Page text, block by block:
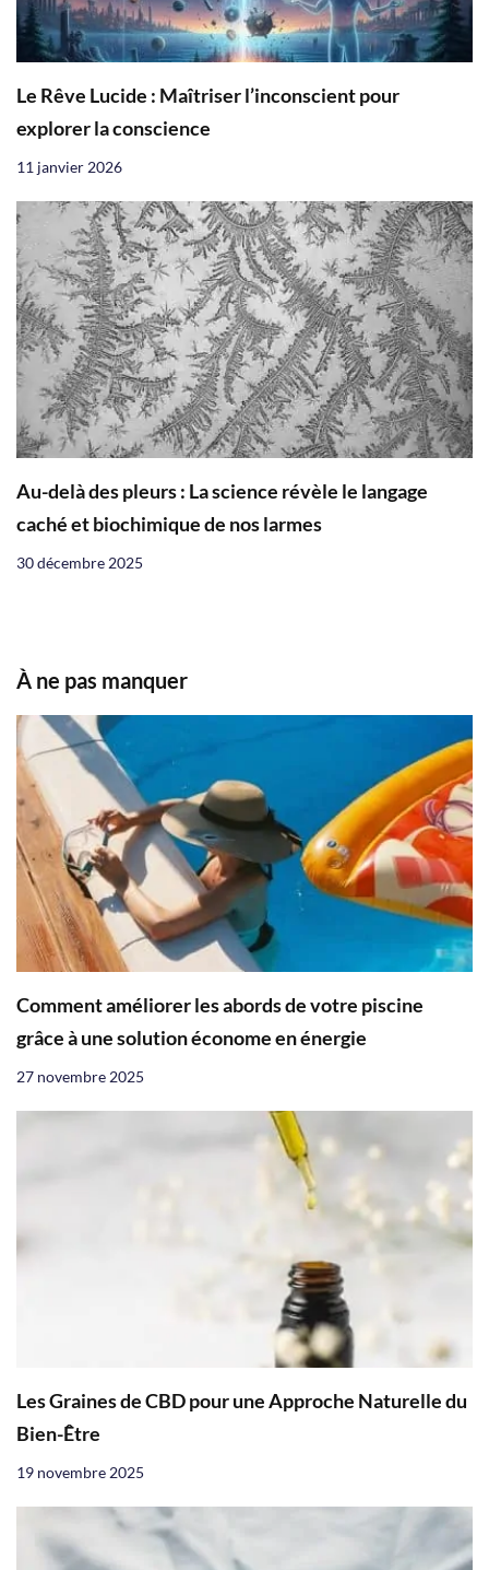
Le Rêve Lucide : Maîtriser l’inconscient pour
explorer la conscience
11 janvier 2026
Au-delà des pleurs : La science révèle le langage
caché et biochimique de nos larmes
30 décembre 2025
À ne pas manquer
Comment améliorer les abords de votre piscine
grâce à une solution économe en énergie
27 novembre 2025
Les Graines de CBD pour une Approche Naturelle du
Bien-Être
19 novembre 2025